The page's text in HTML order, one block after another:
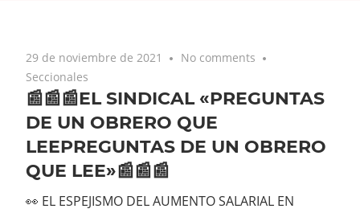
29 de noviembre de 2021
No comments
Seccionales
📰📰📰EL SINDICAL «PREGUNTAS
DE UN OBRERO QUE
LEEPREGUNTAS DE UN OBRERO
QUE LEE»📰📰📰
👀 EL ESPEJISMO DEL AUMENTO SALARIAL EN